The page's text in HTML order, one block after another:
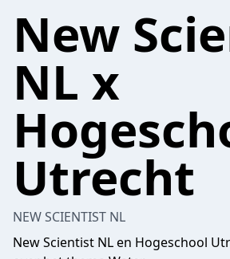
New
NL x
Utrecht
NEW SCIENTIST NL
New Scientist NL en Hogeschool